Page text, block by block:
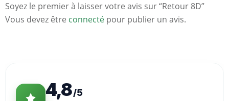
Soyez le premier à laisser votre avis sur “Retour 8D”
Vous devez être connecté pour publier un avis.
4,8/5